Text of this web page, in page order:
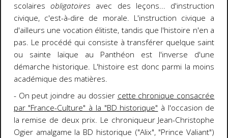
scolairesobligatoires avec des leçons... d'instruction
civique, c'est-à-dire de morale. L'instruction civique a
d'ailleurs une vocation élitiste, tandis que l'histoire n'en a
pas. Le procédé qui consiste à transférer quelque saint
ou sainte laïque au Panthéon est l'inverse d'une
démarche historique. L'histoire est donc parmi la moins
académique des matières.
- On peut joindre au dossier cette chronique consacrée
par "France-Culture" à la "BD historique" à l'occasion de
la remise de deux prix. Le chroniqueur Jean-Christophe
Ogier amalgame la BD historique ("Alix", "Prince Valiant")